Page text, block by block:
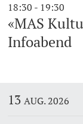
18:30 - 19:30
«MAS
Infoabend
13AUG. 2026